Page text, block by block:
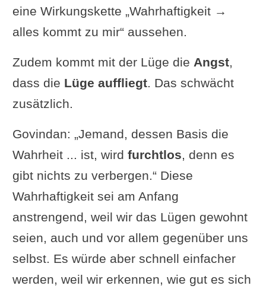
eine Wirkungskette „Wahrhaftigkeit →
alles kommt zu mir“ aussehen.
Zudem kommt mit der Lüge die Angst,
dass die Lüge auffliegt. Das schwächt
zusätzlich.
Govindan: „Jemand, dessen Basis die
Wahrheit ... ist, wird furchtlos, denn es
gibt nichts zu verbergen.“ Diese
Wahrhaftigkeit sei am Anfang
anstrengend, weil wir das Lügen gewohnt
seien, auch und vor allem gegenüber uns
selbst. Es würde aber schnell einfacher
werden, weil wir erkennen, wie gut es sich